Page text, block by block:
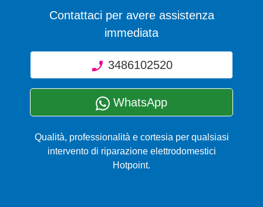
Contattaci per avere assistenza
immediata
3486102520
WhatsApp
Qualità, professionalità e cortesia per qualsiasi
intervento di riparazione elettrodomestici
Hotpoint.